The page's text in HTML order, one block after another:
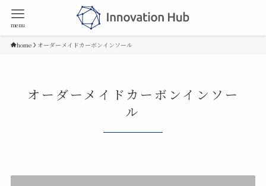
menu
home オーダーメイドカーボンインソール
オーダーメイドカーボンインソー
ル